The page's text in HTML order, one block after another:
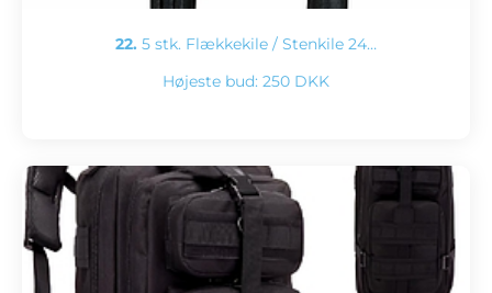
22. 5 stk. Flækkekile / Stenkile 24…
Højeste bud: 250 DKK